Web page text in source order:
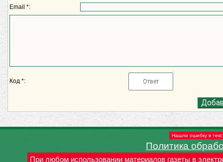
Email *:
Код *:
Нашли ошибку в
Политика
При любом использовании материалов газеты в